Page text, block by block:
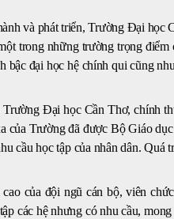
và phát triển, Trường Đại học
trong những trường trọng
bậc đại học hệ chính qui cũng
Đại học Cần Thơ, chính
của Trường đã được Bộ Giáo
cầu học tập của nhân dân. Quá
của đội ngũ cán bộ, viên
các hệ nhưng có nhu cầu,